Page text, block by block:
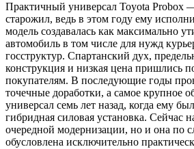
Практичный универсал Toyota Probox
старожил, ведь в этом году ему
модель создавалась как максимально
автомобиль в том числе для нужд
госструктур. Спартанский дух,
конструкция и низкая цена пришлись
покупателям. В последующие годы
точечные доработки, а самое крупное
универсал семь лет назад, когда ему
гибридная силовая установка. Сейчас
очередной модернизации, но и она по
обусловлена исключительно